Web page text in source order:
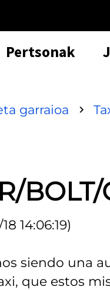
Pertsonak
garraioa
BOLT/
14:06:19)
siendo una
que estos